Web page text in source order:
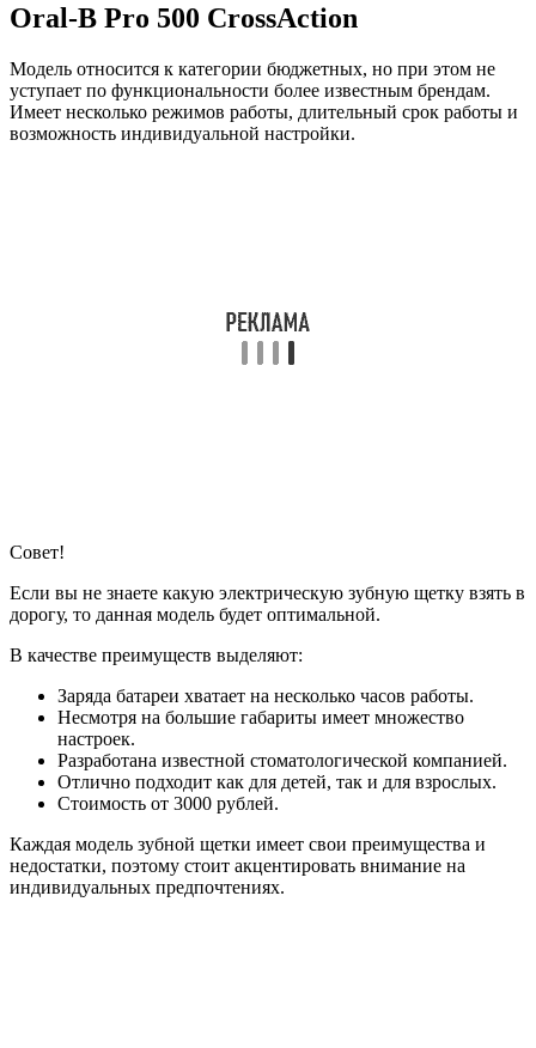
Oral-B Pro 500 CrossAction
Модель относится к категории бюджетных, но при этом не
уступает по функциональности более известным брендам.
Имеет несколько режимов работы, длительный срок работы и
возможность индивидуальной настройки.
Совет!
Если вы не знаете какую электрическую зубную щетку взять в
дорогу, то данная модель будет оптимальной.
В качестве преимуществ выделяют:
Заряда батареи хватает на несколько часов работы.
Несмотря на большие габариты имеет множество
настроек.
Разработана известной стоматологической компанией.
Отлично подходит как для детей, так и для взрослых.
Стоимость от 3000 рублей.
Каждая модель зубной щетки имеет свои преимущества и
недостатки, поэтому стоит акцентировать внимание на
индивидуальных предпочтениях.